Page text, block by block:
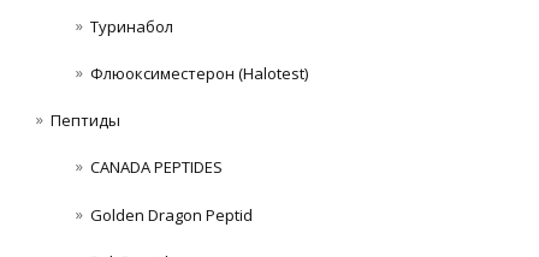
Туринабол
Флюоксиместерон (Halotest)
Пептиды
CANADA PEPTIDES
Golden Dragon Peptid